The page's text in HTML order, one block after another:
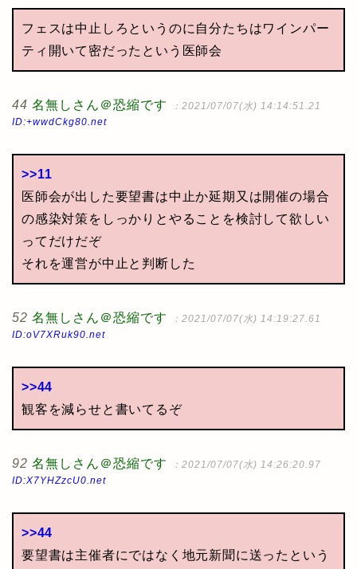
フェスは中止しろというのに自分たちはワインパー
ティ開いて密だったという医師会
44 名無しさん＠恐縮です
：2021/07/07(水) 14:14:51.21
ID:+wwdCkg80.net
>>11
医師会が出した要望書は中止か延期又は開催の場合
の感染対策をしっかりとやることを検討して欲しい
ってだけだぞ
それを運営が中止と判断した
52 名無しさん＠恐縮です
：2021/07/07(水) 14:19:27.61
ID:oV7XRuk90.net
>>44
観客を減らせと書いてるぞ
92 名無しさん＠恐縮です
：2021/07/07(水) 14:26:20.97
ID:X7YHZzcU0.net
>>44
要望書は主催者にではなく地元新聞に送ったという